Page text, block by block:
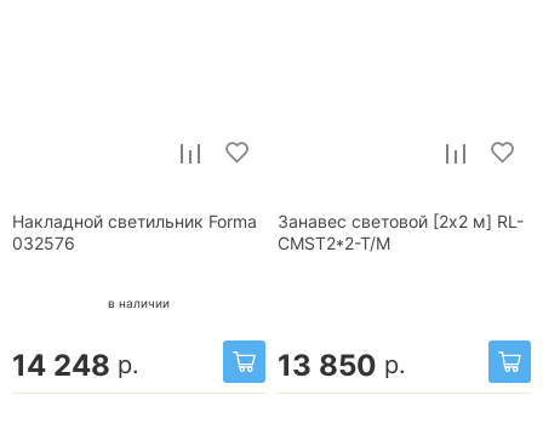
Накладной светильник Forma
032576
в наличии
14 248 р.
Занавес световой [2x2 м] RL-
CMST2*2-T/M
13 850 р.